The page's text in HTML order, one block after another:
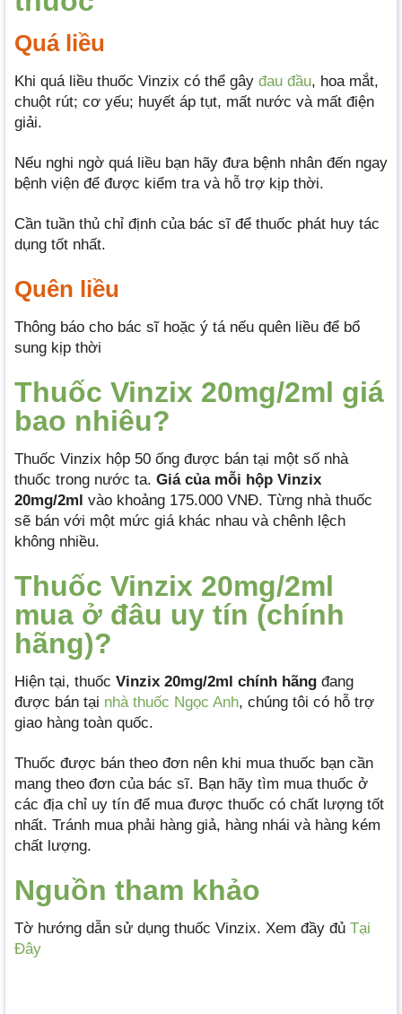
Quá liều
Khi quá liều thuốc Vinzix có thể gây đau đầu, hoa mắt,
chuột rút; cơ yếu; huyết áp tụt, mất nước và mất điện
giải.
Nếu nghi ngờ quá liều bạn hãy đưa bệnh nhân đến ngay
bệnh viện để được kiểm tra và hỗ trợ kịp thời.
Cần tuần thủ chỉ định của bác sĩ để thuốc phát huy tác
dụng tốt nhất.
Quên liều
Thông báo cho bác sĩ hoặc ý tá nếu quên liều để bổ
sung kịp thời
Thuốc Vinzix 20mg/2ml giá
bao nhiêu?
Thuốc Vinzix hộp 50 ống được bán tại một số nhà
thuốc trong nước ta. Giá của mỗi hộp Vinzix
20mg/2ml vào khoảng 175.000 VNĐ. Từng nhà thuốc
sẽ bán với một mức giá khác nhau và chênh lệch
không nhiều.
Thuốc Vinzix 20mg/2ml
mua ở đâu uy tín (chính
hãng)?
Hiện tại, thuốc Vinzix 20mg/2ml chính hãng đang
được bán tại nhà thuốc Ngọc Anh, chúng tôi có hỗ trợ
giao hàng toàn quốc.
Thuốc được bán theo đơn nên khi mua thuốc bạn cần
mang theo đơn của bác sĩ. Bạn hãy tìm mua thuốc ở
các địa chỉ uy tín để mua được thuốc có chất lượng tốt
nhất. Tránh mua phải hàng giả, hàng nhái và hàng kém
chất lượng.
Nguồn tham khảo
Tờ hướng dẫn sử dụng thuốc Vinzix. Xem đầy đủ Tại
Đây